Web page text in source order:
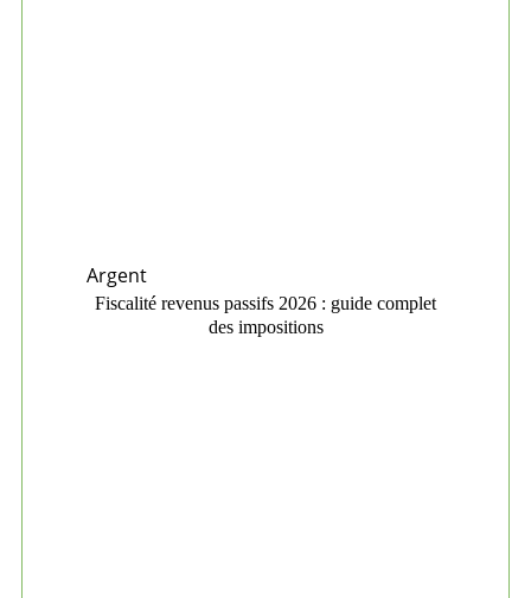
Argent
Fiscalité revenus passifs 2026 : guide complet
des impositions